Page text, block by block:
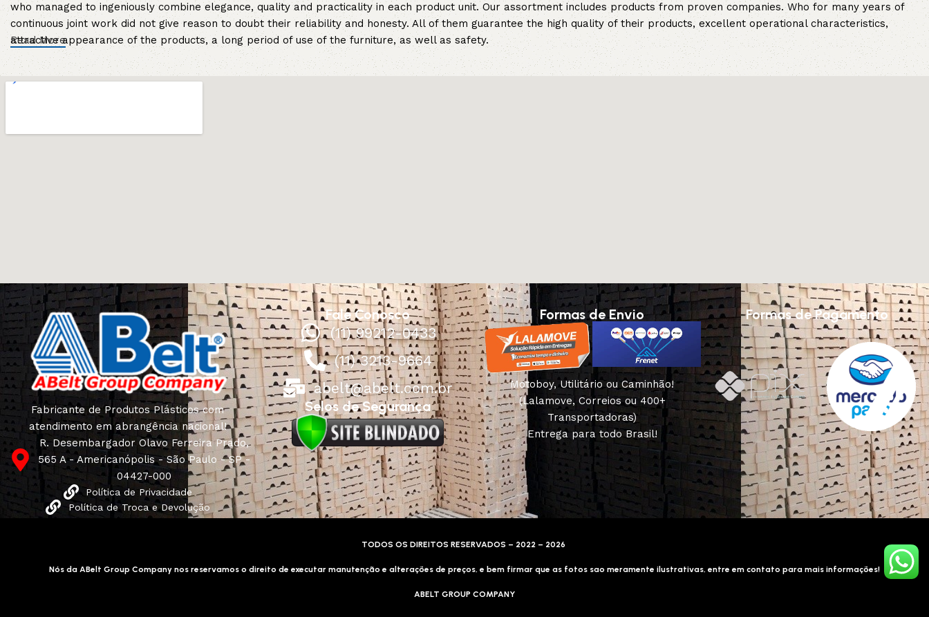
who managed to ingeniously combine elegance, quality and practicality in each product unit. Our assortment includes products from proven companies. Who for many years of
continuous joint work did not give reason to doubt their reliability and honesty. All of them guarantee the high quality of their products, excellent operational characteristics,
attractive appearance of the products, a long period of use of the furniture, as well as safety.
Read More
Fabricante de Produtos Plásticos com
atendimento em abrangência nacional!
R. Desembargador Olavo Ferreira Prado,
565 A - Americanópolis - São Paulo - SP -
04427-000
Política de Privacidade
Política de Troca e Devolução
Fale Conosco
(11) 99212-0433
(11) 3213-9664
abelt@abelt.com.br
Selos de Segurança
Formas de Envio
Motoboy, Utilitário ou Caminhão!
(Lalamove, Correios ou 400+
Transportadoras)
Entrega para todo Brasil!
Formas de Pagamento
TODOS OS DIREITOS RESERVADOS – 2022 – 2026
Nós da ABelt Group Company nos reservamos o direito de executar manutenção e alterações de preços, e bem firmar que as fotos sao meramente ilustrativas, entre em contato para mais informações!
ABELT GROUP COMPANY